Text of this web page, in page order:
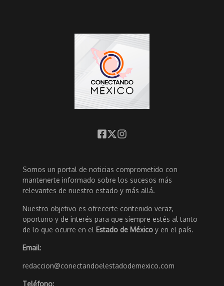
Somos un portal de noticias comprometido con
mantenerte informado sobre los sucesos más
relevantes de nuestro estado y más allá.
Nuestro objetivo es ofrecerte contenido veraz,
oportuno y de interés para que siempre estés al tanto
de lo que ocurre en el Estado de México y en el país.
Email:
redaccion@conectandoelestadodemexico.com
Teléfono: